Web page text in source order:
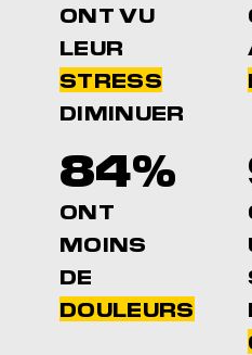
ONT VU
LEUR
STRESS
DIMINUER
84%
ONT
MOINS
DE
DOULEURS